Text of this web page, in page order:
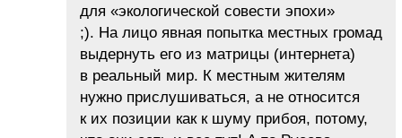
для «экологической совести эпохи»
;). На лицо явная попытка местных громад
выдернуть его из матрицы (интернета)
в реальный мир. К местным жителям
нужно прислушиваться, а не относится
к их позиции как к шуму прибоя, потому,